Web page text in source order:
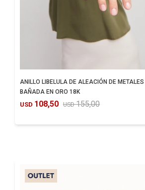
ANILLO LIBELULA DE ALEACIÓN DE METALES
BAÑADA EN ORO 18K
USD 108,50 USD 155,00